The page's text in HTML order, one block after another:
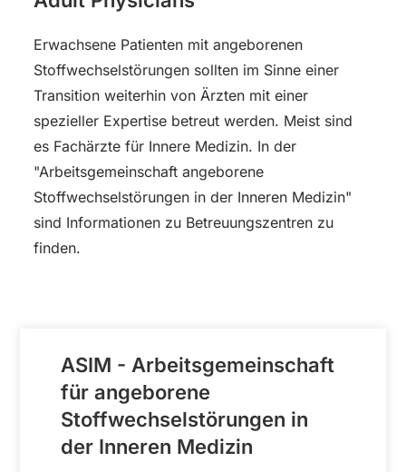
Erwachsene Patienten mit angeborenen
Stoffwechselstörungen sollten im Sinne einer
Transition weiterhin von Ärzten mit einer
spezieller Expertise betreut werden. Meist sind
es Fachärzte für Innere Medizin. In der
"Arbeitsgemeinschaft angeborene
Stoffwechselstörungen in der Inneren Medizin"
sind Informationen zu Betreuungszentren zu
finden.
ASIM - Arbeitsgemeinschaft
für angeborene
Stoffwechselstörungen in
der Inneren Medizin